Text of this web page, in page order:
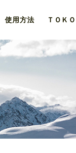
使用方法 ＴＯＫＯ